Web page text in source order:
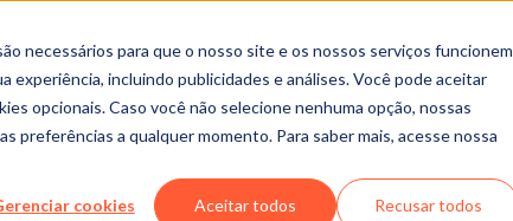
necessários para que o nosso site e os nossos serviços funcionem
experiência, incluindo publicidades e análises. Você pode aceitar
opcionais. Caso você não selecione nenhuma opção, nossas
preferências a qualquer momento. Para saber mais, acesse nossa
cookies Aceitar todos Recusar todos
HubSpot Em Vídeo